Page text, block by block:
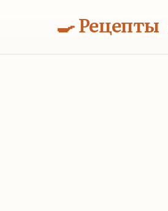
🍳 Рецепты